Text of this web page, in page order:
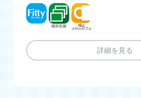
フィッティ個別包装
詳細を見る